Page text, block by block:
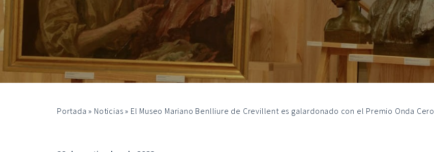
Portada » Noticias » El Museo Mariano Benlliure de Crevillent es galardonado con el Premio Onda Cero